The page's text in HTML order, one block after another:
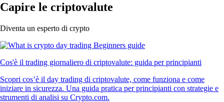
Capire le criptovalute
Diventa un esperto di crypto
Cos'è il trading giornaliero di criptovalute: guida per principianti
Scopri cos’è il day trading di criptovalute, come funziona e come
iniziare in sicurezza. Una guida pratica per principianti con strategie e
strumenti di analisi su Crypto.com.